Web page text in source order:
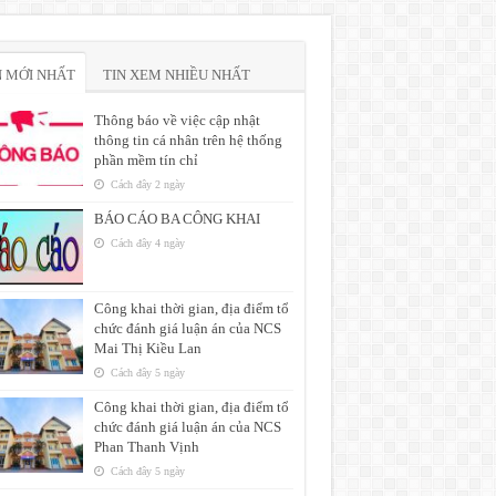
MỚI NHẤT TIN XEM NHIỀU NHẤT
Thông báo về việc cập nhật
thông tin cá nhân trên hệ thống
phần mềm tín chỉ
Cách đây 2 ngày
BÁO CÁO BA CÔNG KHAI
Cách đây 4 ngày
Công khai thời gian, địa điểm tổ
chức đánh giá luận án của NCS
Mai Thị Kiều Lan
Cách đây 5 ngày
Công khai thời gian, địa điểm tổ
chức đánh giá luận án của NCS
Phan Thanh Vịnh
Cách đây 5 ngày